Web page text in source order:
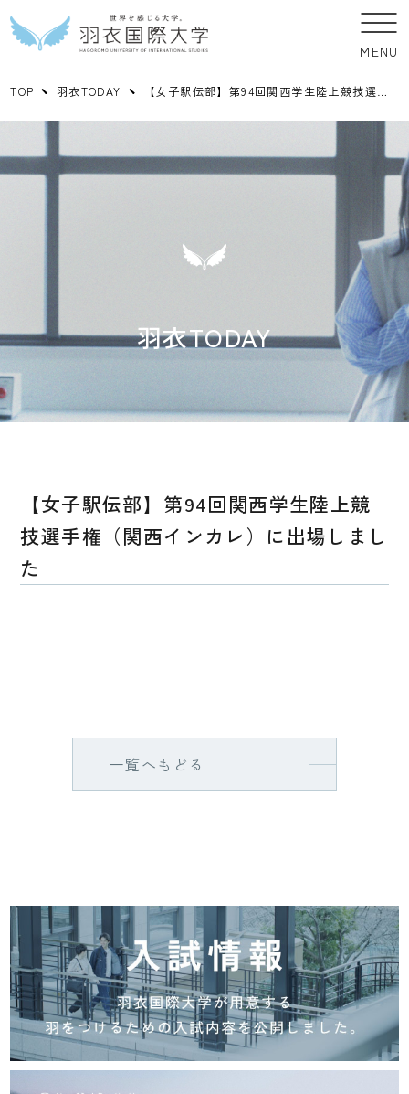
MENU
TOP 羽衣TODAY 【女子駅伝部】第94回関西学生陸上競技選手権（関西インカレ）に出場しました
羽衣TODAY
【女子駅伝部】第94回関西学生陸上競
技選手権（関西インカレ）に出場しまし
た
一覧へもどる